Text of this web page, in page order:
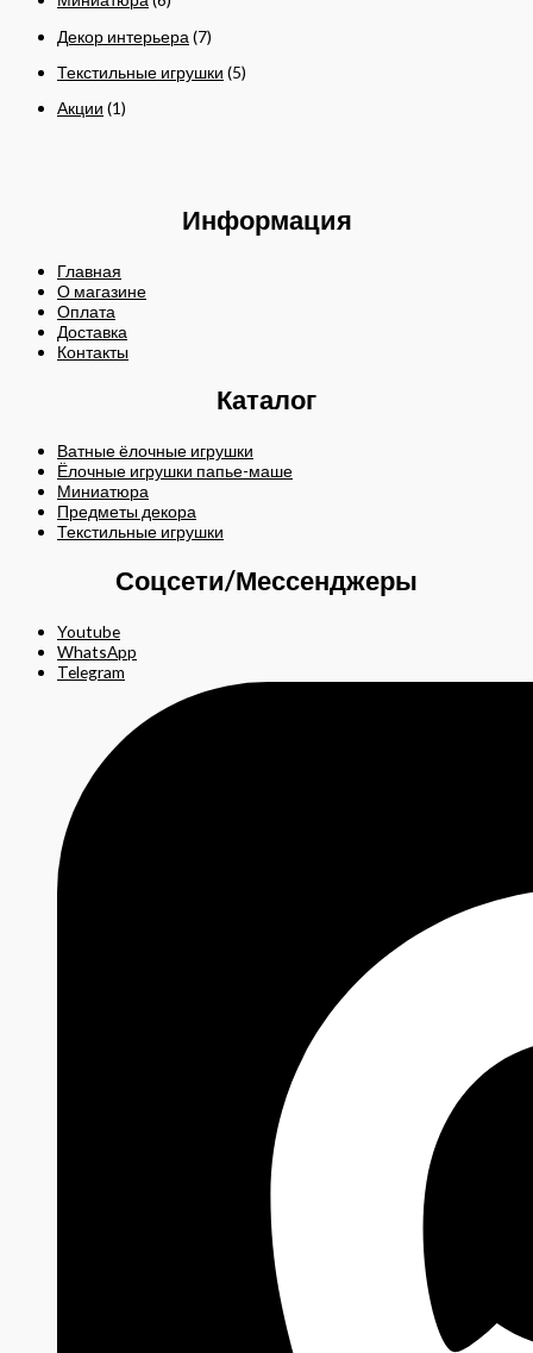
Декор интерьера (7)
Текстильные игрушки (5)
Акции (1)
Информация
Главная
О магазине
Оплата
Доставка
Контакты
Каталог
Ватные ёлочные игрушки
Ёлочные игрушки папье-маше
Миниатюра
Предметы декора
Текстильные игрушки
Соцсети/Мессенджеры
Youtube
WhatsApp
Telegram